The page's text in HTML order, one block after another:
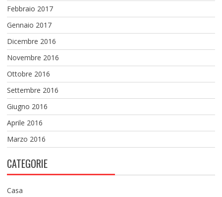
Febbraio 2017
Gennaio 2017
Dicembre 2016
Novembre 2016
Ottobre 2016
Settembre 2016
Giugno 2016
Aprile 2016
Marzo 2016
CATEGORIE
Casa